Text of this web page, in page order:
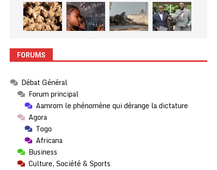
FORUMS
Débat Général
Forum principal
Aamrom le phénomène qui dérange la dictature
Agora
Togo
Africana
Business
Culture, Société & Sports